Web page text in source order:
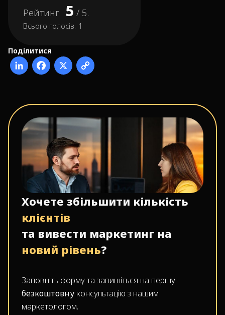
Рейтинг 5 / 5.
Всього голосів: 1
Поділитися
Хочете збільшити кількість
клієнтів
та вивести маркетинг на
новий рівень?
Заповніть форму та запишіться на першу
безкоштовну консультацію з нашим
маркетологом.